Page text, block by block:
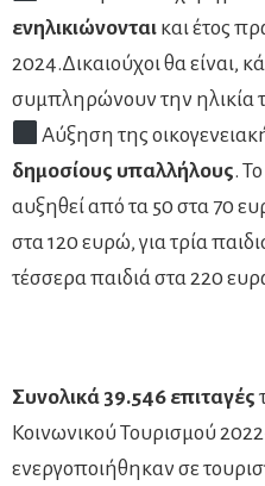
ενηλικιώνονται και έτος
2024.Δικαιούχοι θα είναι,
συμπληρώνουν την ηλικία
Αύξηση της
δημοσίους υπαλλήλους.
αυξηθεί από τα 50 στα 70
στα 120 ευρώ, για τρία
τέσσερα παιδιά στα 220
Συνολικά 39.546 επιταγές
Κοινωνικού Τουρισμού
ενεργοποιήθηκαν σε